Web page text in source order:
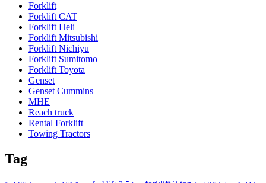
Forklift
Forklift CAT
Forklift Heli
Forklift Mitsubishi
Forklift Nichiyu
Forklift Sumitomo
Forklift Toyota
Genset
Genset Cummins
MHE
Reach truck
Rental Forklift
Towing Tractors
Tag